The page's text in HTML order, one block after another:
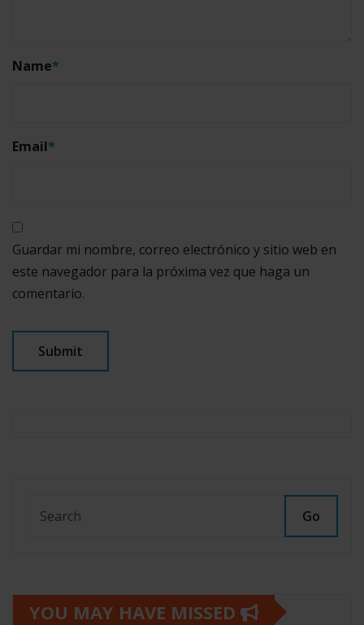
Name*
Email*
Guardar mi nombre, correo electrónico y sitio web en
este navegador para la próxima vez que haga un
comentario.
Go
YOU MAY HAVE MISSED